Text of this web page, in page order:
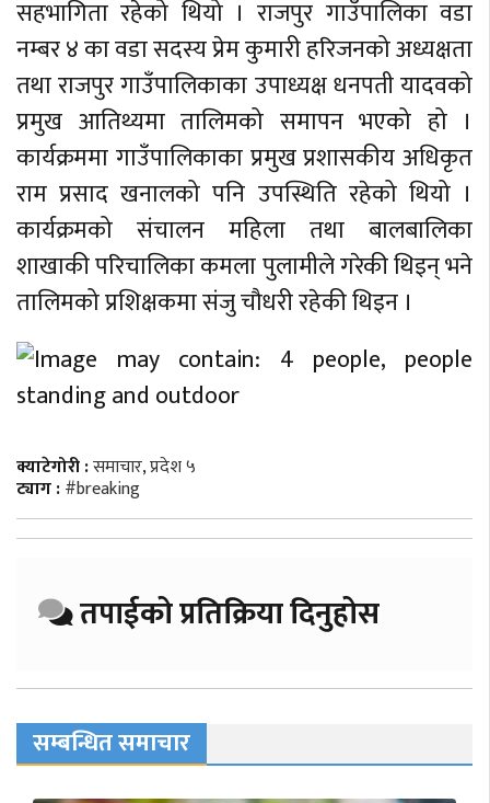
सहभागिता रहेको थियो । राजपुर गाउँपालिका वडा
नम्बर ४ का वडा सदस्य प्रेम कुमारी हरिजनको अध्यक्षता
तथा राजपुर गाउँपालिकाका उपाध्यक्ष धनपती यादवको
प्रमुख आतिथ्यमा तालिमको समापन भएको हो ।
कार्यक्रममा गाउँपालिकाका प्रमुख प्रशासकीय अधिकृत
राम प्रसाद खनालको पनि उपस्थिति रहेको थियो ।
कार्यक्रमको संचालन महिला तथा बालबालिका
शाखाकी परिचालिका कमला पुलामीले गरेकी थिइन् भने
तालिमको प्रशिक्षकमा संजु चौधरी रहेकी थिइन ।
क्याटेगोरी :समाचार,प्रदेश ५
ट्याग :#breaking
तपाईको प्रतिक्रिया दिनुहोस
सम्बन्धित समाचार